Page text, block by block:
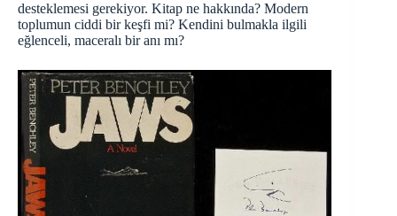
desteklemesi gerekiyor. Kitap ne hakkında? Modern
toplumun ciddi bir keşfi mi? Kendini bulmakla ilgili
eğlenceli, maceralı bir anı mı?